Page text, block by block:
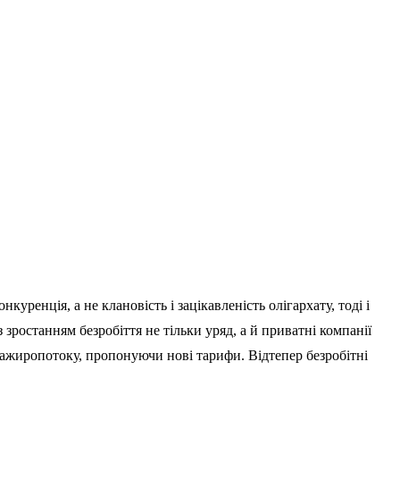
а не клановість і зацікавленість олігархату, тоді і
безробіття не тільки уряд, а й приватні компанії
пропонуючи нові тарифи. Відтепер безробітні